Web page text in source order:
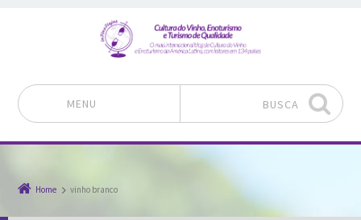
MENU BUSCA
Home vinho branco